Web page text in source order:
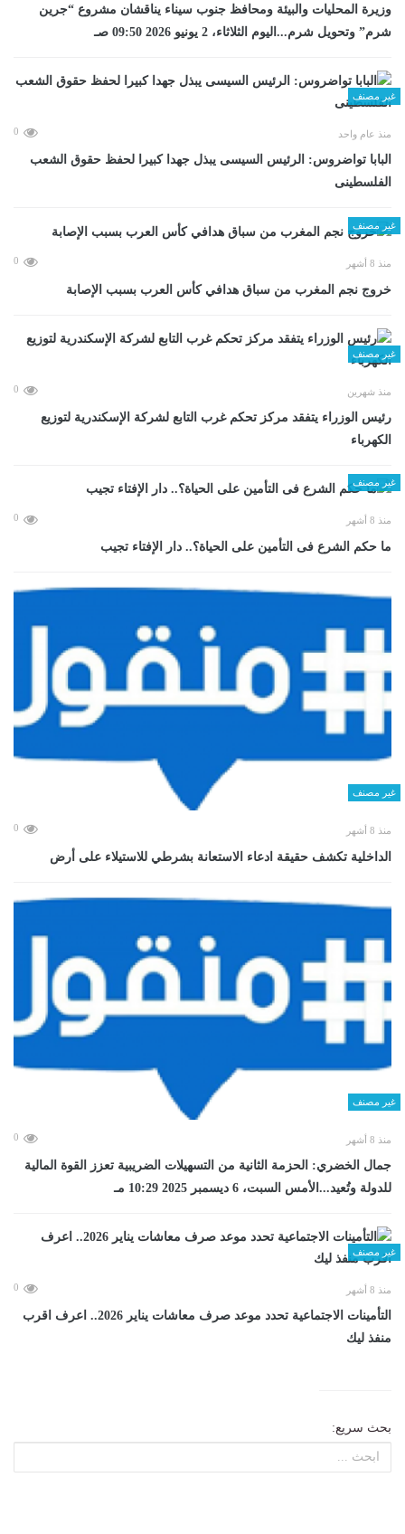
وزيرة المحليات والبيئة ومحافظ جنوب سيناء يناقشان مشروع “جرين
شرم” وتحويل شرم...اليوم الثلاثاء، 2 يونيو 2026 09:50 صـ
غير مصنف
منذ عام واحد 0
البابا تواضروس: الرئيس السيسى يبذل جهدا كبيرا لحفظ حقوق الشعب
الفلسطينى
غير مصنف
منذ 8 أشهر 0
خروج نجم المغرب من سباق هدافي كأس العرب بسبب الإصابة
غير مصنف
منذ شهرين 0
رئيس الوزراء يتفقد مركز تحكم غرب التابع لشركة الإسكندرية لتوزيع
الكهرباء
غير مصنف
منذ 8 أشهر 0
ما حكم الشرع فى التأمين على الحياة؟.. دار الإفتاء تجيب
غير مصنف
منذ 8 أشهر 0
الداخلية تكشف حقيقة ادعاء الاستعانة بشرطي للاستيلاء على أرض
غير مصنف
منذ 8 أشهر 0
جمال الخضري: الحزمة الثانية من التسهيلات الضريبية تعزز القوة المالية
للدولة وتُعيد...الأمس السبت، 6 ديسمبر 2025 10:29 مـ
غير مصنف
منذ 8 أشهر 0
التأمينات الاجتماعية تحدد موعد صرف معاشات يناير 2026.. اعرف اقرب
منفذ ليك
بحث سريع: